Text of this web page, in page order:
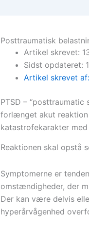
Posttraumatisk
Artikel skrevet:
Sidst opdateret:
Artikel skrevet
PTSD –
forlænget akut reaktion
katastrofekarakter
Reaktionen skal opstå
Symptomerne er
omstændigheder, der
Der kan være delvis
hyperårvågenhed